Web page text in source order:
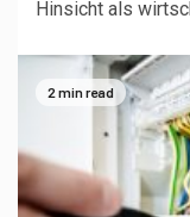
Hinsicht als
2 min read